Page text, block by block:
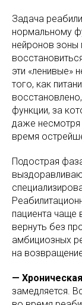
Задача
нормальному
нейронов зоны
эти «ленивые»
того, как
функции, за
даже несмотря
время
Подострая
пациента чаще
вернуть без
амбициозных
на
— Хроническая
замедляется.